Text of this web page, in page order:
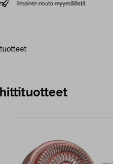
Ilmainen nouto myymälästä